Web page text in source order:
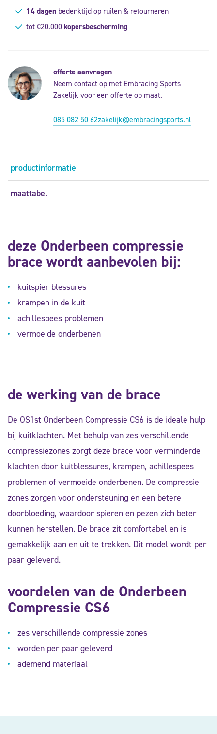
14 dagenbedenktijd op ruilen & retourneren
tot €20.000kopersbescherming
offerte aanvragen
Neem contact op met Embracing Sports
Zakelijk voor een offerte op maat.
085 082 50 62zakelijk@embracingsports.nl
productinformatie
maattabel
deze Onderbeen compressie
brace wordt aanbevolen bij:
kuitspier blessures
krampen in de kuit
achillespees problemen
vermoeide onderbenen
de werking van de brace
De OS1st Onderbeen Compressie CS6 is de ideale hulp
bij kuitklachten. Met behulp van zes verschillende
compressiezones zorgt deze brace voor verminderde
klachten door kuitblessures, krampen, achillespees
problemen of vermoeide onderbenen. De compressie
zones zorgen voor ondersteuning en een betere
doorbloeding, waardoor spieren en pezen zich beter
kunnen herstellen. De brace zit comfortabel en is
gemakkelijk aan en uit te trekken. Dit model wordt per
paar geleverd.
voordelen van de Onderbeen
Compressie CS6
zes verschillende compressie zones
worden per paar geleverd
ademend materiaal